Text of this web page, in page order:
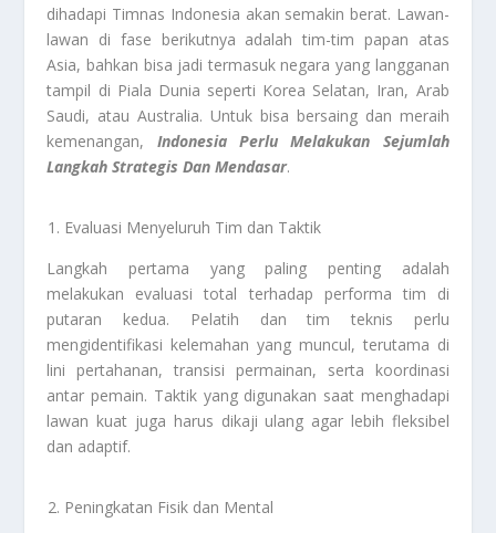
dihadapi Timnas Indonesia akan semakin berat. Lawan-
lawan di fase berikutnya adalah tim-tim papan atas
Asia, bahkan bisa jadi termasuk negara yang langganan
tampil di Piala Dunia seperti Korea Selatan, Iran, Arab
Saudi, atau Australia. Untuk bisa bersaing dan meraih
kemenangan, Indonesia Perlu Melakukan Sejumlah
Langkah Strategis Dan Mendasar.
Evaluasi Menyeluruh Tim dan Taktik
Langkah pertama yang paling penting adalah
melakukan evaluasi total terhadap performa tim di
putaran kedua. Pelatih dan tim teknis perlu
mengidentifikasi kelemahan yang muncul, terutama di
lini pertahanan, transisi permainan, serta koordinasi
antar pemain. Taktik yang digunakan saat menghadapi
lawan kuat juga harus dikaji ulang agar lebih fleksibel
dan adaptif.
Peningkatan Fisik dan Mental